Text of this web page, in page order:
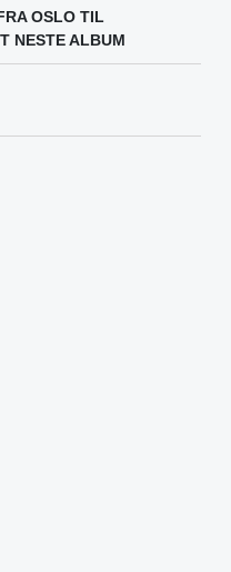
OSLO TIL
NESTE ALBUM